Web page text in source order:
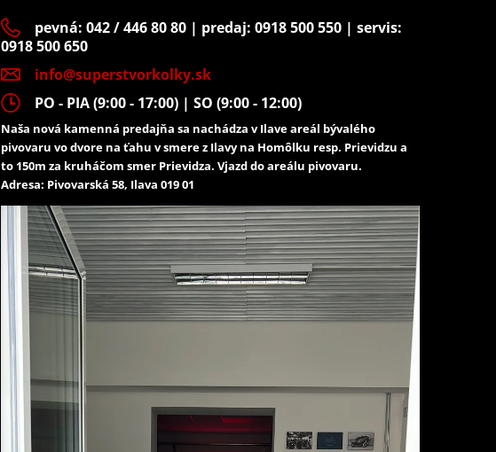
pevná: 042 / 446 80 80 | predaj: 0918 500 550 | servis:
0918 500 650
info@superstvorkolky.sk
PO - PIA (9:00 - 17:00) | SO (9:00 - 12:00)
Naša nová kamenná predajňa sa nachádza v Ilave areál bývalého
pivovaru vo dvore na ťahu v smere z Ilavy na Homôlku resp. Prievidzu a
to 150m za kruháčom smer Prievidza. Vjazd do areálu pivovaru.
Adresa: Pivovarská 58, Ilava 019 01